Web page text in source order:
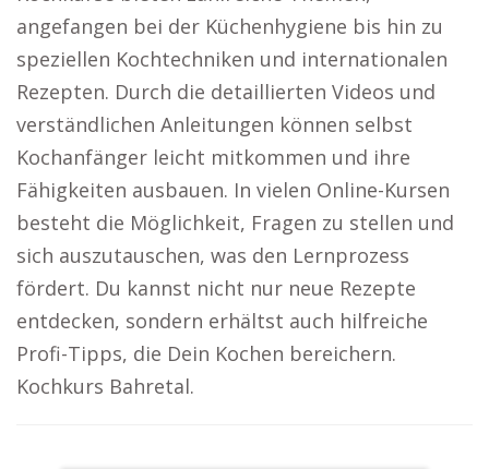
angefangen bei der Küchenhygiene bis hin zu
speziellen Kochtechniken und internationalen
Rezepten. Durch die detaillierten Videos und
verständlichen Anleitungen können selbst
Kochanfänger leicht mitkommen und ihre
Fähigkeiten ausbauen. In vielen Online-Kursen
besteht die Möglichkeit, Fragen zu stellen und
sich auszutauschen, was den Lernprozess
fördert. Du kannst nicht nur neue Rezepte
entdecken, sondern erhältst auch hilfreiche
Profi-Tipps, die Dein Kochen bereichern.
Kochkurs Bahretal.